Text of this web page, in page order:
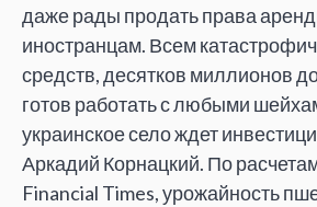
даже рады продать права
иностранцам. Всем
средств, десятков миллионов
готов работать с любыми
украинское село ждет
Аркадий Корнацкий. По
Financial Times, урожайность